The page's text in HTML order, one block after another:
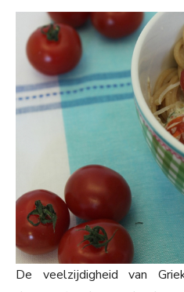
De veelzijdigheid van